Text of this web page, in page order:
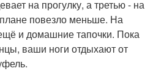
на прогулку, а третью - на
повезло меньше. На
и домашние тапочки. Пока
ваши ноги отдыхают от